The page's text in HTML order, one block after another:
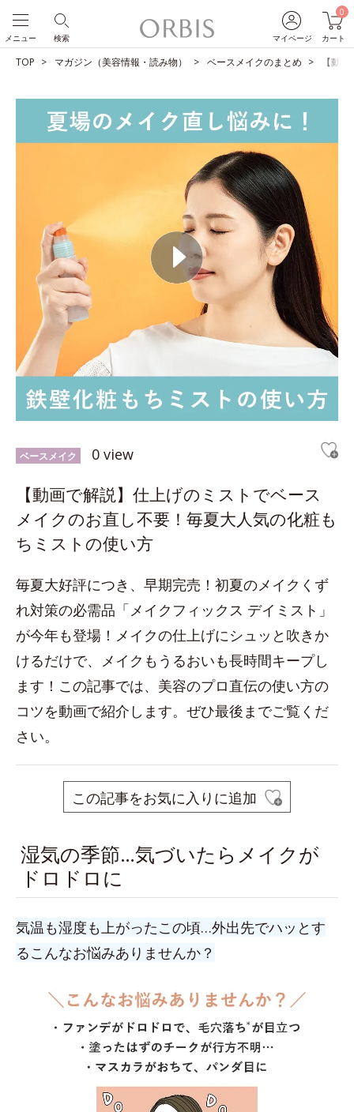
マイページ
0
カート
検索
メニュー
TOP マガジン（美容情報・読み物） ベースメイクのまとめ 【動
ベースメイク 0 view
【動画で解説】仕上げのミストでベース
メイクのお直し不要！毎夏大人気の化粧も
ちミストの使い方
毎夏大好評につき、早期完売！初夏のメイクくず
れ対策の必需品「メイクフィックス デイミスト」
が今年も登場！メイクの仕上げにシュッと吹きか
けるだけで、メイクもうるおいも長時間キープし
ます！この記事では、美容のプロ直伝の使い方の
コツを動画で紹介します。ぜひ最後までご覧くだ
さい。
この記事をお気に入りに追加
湿気の季節…気づいたらメイクが
ドロドロに
気温も湿度も上がったこの頃…外出先でハッとす
るこんなお悩みありませんか？